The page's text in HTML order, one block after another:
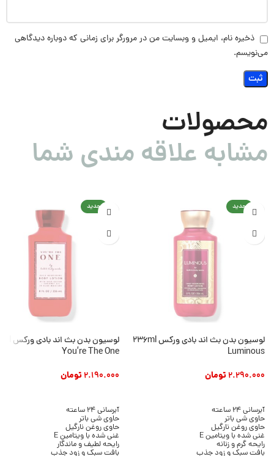
ذخیره نام، ایمیل و وبسایت من در مرورگر برای زمانی که دوباره دیدگاهی
می‌نویسم.
محصولات
مشابه علاقه مندی شما
جدید
لوسیون بدن بث اند بادی ورکس 236ml
Luminous
2.290.000تومان
آبرسانی 24 ساعته
حاوی شی باتر
حاوی روغن نارگیل
غنی شده با ویتامین E
رایحه گرم و زنانه
بافت سبک و زود جذب
جدید
You’re The One
2.190.000تومان
آبرسانی 24 ساعته
حاوی شی باتر
حاوی روغن نارگیل
غنی شده با ویتامین E
رایحه لطیف و ماندگار
بافت سبک و زود جذب